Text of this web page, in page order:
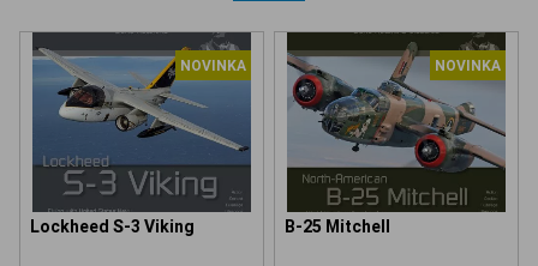
NOVINKA
Lockheed S-3 Viking
NOVINKA
B-25 Mitchell